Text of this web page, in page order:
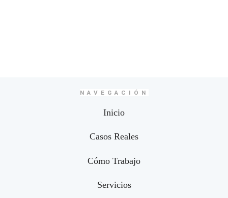
NAVEGACIÓN
Inicio
Casos Reales
Cómo Trabajo
Servicios